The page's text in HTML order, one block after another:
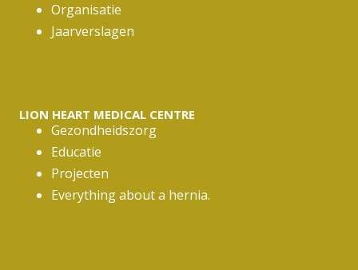
Organisatie
Jaarverslagen
LION HEART MEDICAL CENTRE
Gezondheidszorg
Educatie
Projecten
Everything about a hernia.